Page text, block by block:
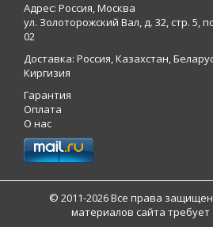
Адрес: Россия, Москва
ул. Золоторожский Вал, д. 32, стр. 5,
02
Доставка: Россия, Казахстан,
Киргизия
Гарантия
Оплата
О нас
© 2011-2026 Все права
материалов сайта требует